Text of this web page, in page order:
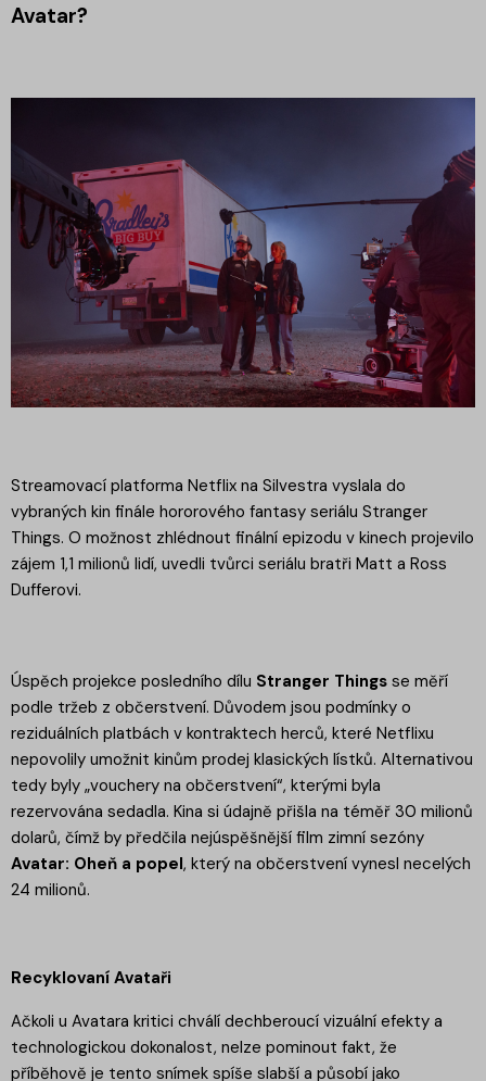
Avatar?
Streamovací platforma Netflix na Silvestra vyslala do
vybraných kin finále hororového fantasy seriálu Stranger
Things. O možnost zhlédnout finální epizodu v kinech projevilo
zájem 1,1 milionů lidí, uvedli tvůrci seriálu bratři Matt a Ross
Dufferovi.
Úspěch projekce posledního dílu Stranger Things se měří
podle tržeb z občerstvení. Důvodem jsou podmínky o
reziduálních platbách v kontraktech herců, které Netflixu
nepovolily umožnit kinům prodej klasických lístků. Alternativou
tedy byly „vouchery na občerstvení“, kterými byla
rezervována sedadla. Kina si údajně přišla na téměř 30 milionů
dolarů, čímž by předčila nejúspěšnější film zimní sezóny
Avatar: Oheň a popel, který na občerstvení vynesl necelých
24 milionů.
Recyklovaní Avataři
Ačkoli u Avatara kritici chválí dechberoucí vizuální efekty a
technologickou dokonalost, nelze pominout fakt, že
příběhově je tento snímek spíše slabší a působí jako